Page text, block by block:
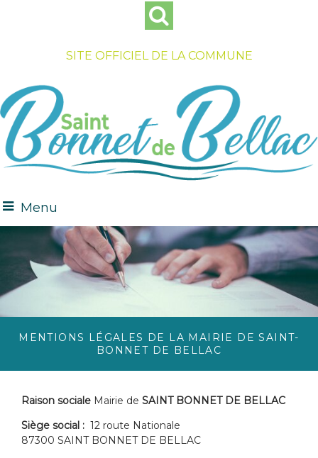
SITE OFFICIEL DE LA COMMUNE
Menu
MENTIONS LÉGALES DE LA MAIRIE DE SAINT-
BONNET DE BELLAC
Raison sociale Mairie deSAINT BONNET DE BELLAC
Siège social : 12 route Nationale
87300 SAINT BONNET DE BELLAC